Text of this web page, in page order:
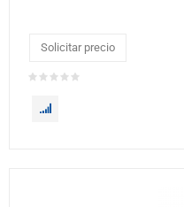
Solicitar precio